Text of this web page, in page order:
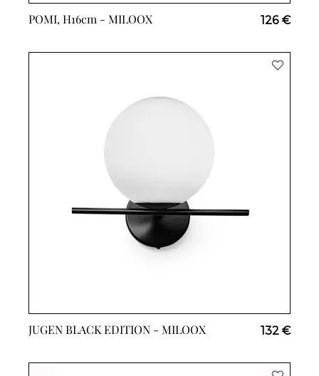
POMI, H16cm - MILOOX 126 €
JUGEN BLACK EDITION - MILOOX 132 €